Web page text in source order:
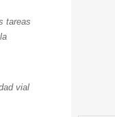
tareas
vial